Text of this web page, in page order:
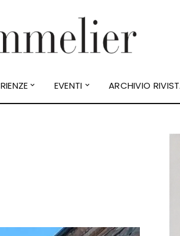
EVENTI ARCHIVIO